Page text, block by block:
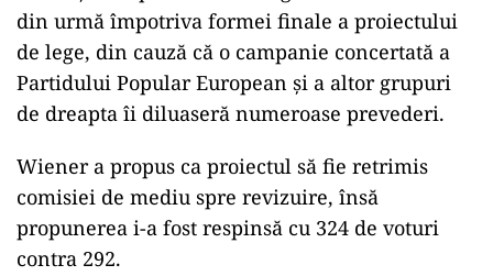
O zi neagră pentru Europa
„E o zi foarte întunecată pentru întreaga
societate și pentru mediu – dar și pentru
industriei agricole”, a declarat
europarlamentara austriacă ecologistă Sarah
Wiener, responsabilă cu dosarul respectiv din
partea comisiei de mediu din PE.